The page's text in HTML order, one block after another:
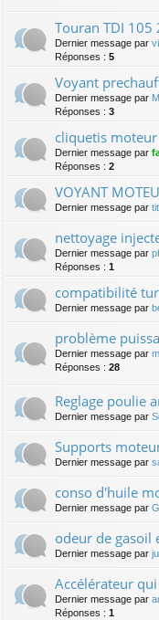
Touran TDI
Dernier message par
Réponses : 5
Voyant
Dernier message par
Réponses : 3
cliquetis moteur
Dernier message par
Réponses : 2
VOYANT
Dernier message par
nettoyage
Dernier message par
Réponses : 1
compatibilité
Dernier message par
problème
Dernier message par
Réponses : 28
Reglage poulie
Dernier message par
Supports
Dernier message par
conso d'huile
Dernier message par
odeur de gasoil
Dernier message par
Accélérateur
Dernier message par
Réponses : 1